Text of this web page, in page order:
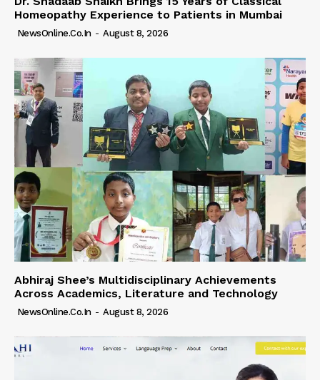
Homeopathy Experience to Patients in Mumbai
NewsOnline.co.in - August 8, 2026
Abhiraj Shee’s Multidisciplinary Achievements
Across Academics, Literature and Technology
NewsOnline.co.in - August 8, 2026